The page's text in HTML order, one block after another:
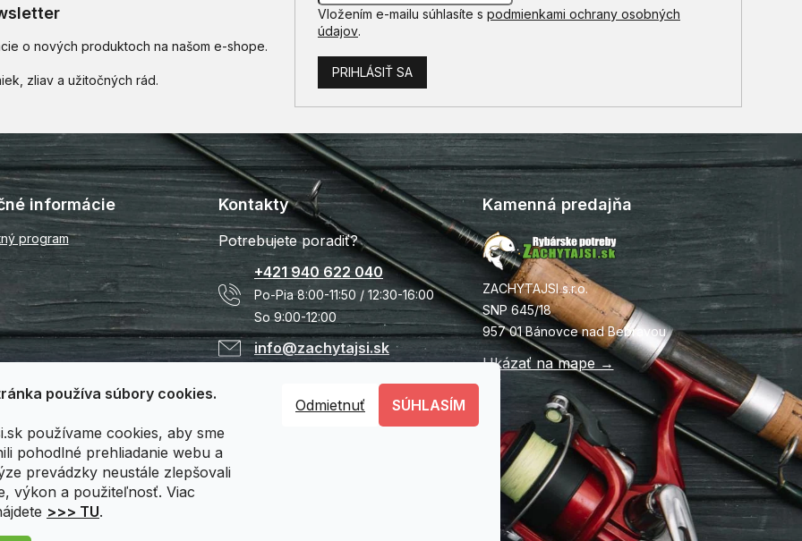
používa súbory cookies.
používame cookies, aby sme
pohodlné prehliadanie webu a
prevádzky neustále zlepšovali
výkon a použiteľnosť. Viac
>>> TU.
Odmietnuť SÚHLASÍM
ý
p
s
u
o nových produktoch na našom e-shope.
Vložením e-mailu súhlasíte s podmienkami ochrany osobných
údajov.
PRIHLÁSIŤ SA
informácie
program
Kontakty
Potrebujete poradiť?
+421 940 622 040
Po-Pia 8:00-11:50 / 12:30-16:00
So 9:00-12:00
info@zachytajsi.sk
Kamenná predajňa
ZACHYTAJSI s.r.o.
SNP 645/18
957 01 Bánovce nad Bebravou
Ukázať na mape →